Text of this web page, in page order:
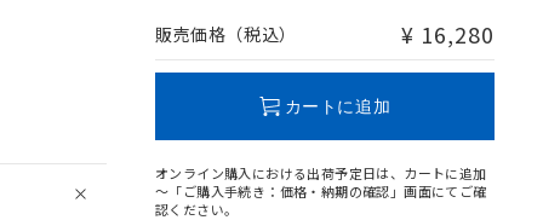
販売価格（税込） ¥ 16,280
カートに追加
オンライン購入における出荷予定日は、カートに追加
～「ご購入手続き：価格・納期の確認」画面にてご確
認ください。